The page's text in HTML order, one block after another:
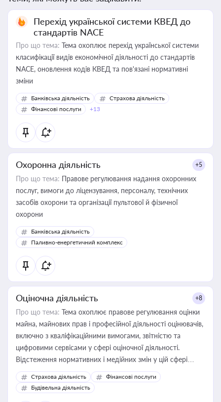
Перехід української системи КВЕД до
стандартів NACE
Про що тема: Тема охоплює перехід української системи
класифікації видів економічної діяльності до стандартів
NACE, оновлення кодів КВЕД та пов'язані нормативні
зміни
Банківська діяльність
Страхова діяльність
Фінансові послуги
+13
Охоронна діяльність +5
Про що тема: Правове регулювання надання охоронних
послуг, вимоги до ліцензування, персоналу, технічних
засобів охорони та організації пультової й фізичної
охорони
Банківська діяльність
Паливно-енергетичний комплекс
Оціночна діяльність +8
Про що тема: Тема охоплює правове регулювання оцінки
майна, майнових прав і професійної діяльності оцінювачів,
включно з кваліфікаційними вимогами, звітністю та
цифровими сервісами у сфері оціночної діяльності.
Відстеження нормативних і медійних змін у цій сфері
корисне для власника бізнесу, керівника, юриста або
бухгалтера під час оподаткування, приватизації, оренди
державного майна, корпоративних угод і перевірки
Страхова діяльність
Фінансові послуги
Будівельна діяльність